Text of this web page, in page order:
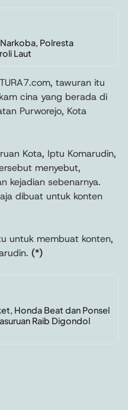
Polresta
Laut
tawuran itu
cina yang berada di
Purworejo, Kota
Kota, Iptu Komarudin,
menyebut,
kejadian sebenarnya.
dibuat untuk konten
untuk membuat konten,
(*)
Honda Beat dan Ponsel
Raib Digondol